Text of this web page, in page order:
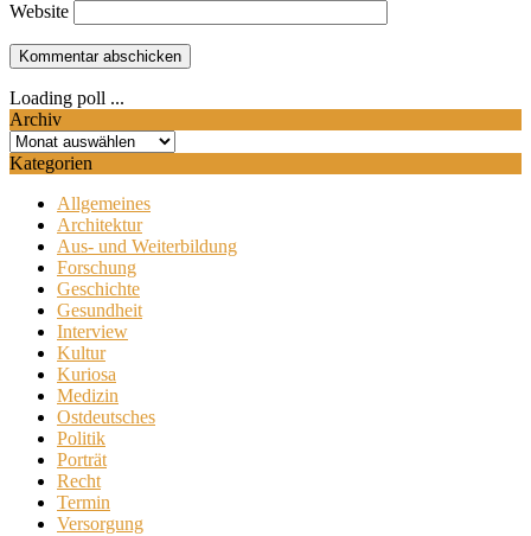
Website
Loading poll ...
Archiv
Archiv
Kategorien
Allgemeines
Architektur
Aus- und Weiterbildung
Forschung
Geschichte
Gesundheit
Interview
Kultur
Kuriosa
Medizin
Ostdeutsches
Politik
Porträt
Recht
Termin
Versorgung